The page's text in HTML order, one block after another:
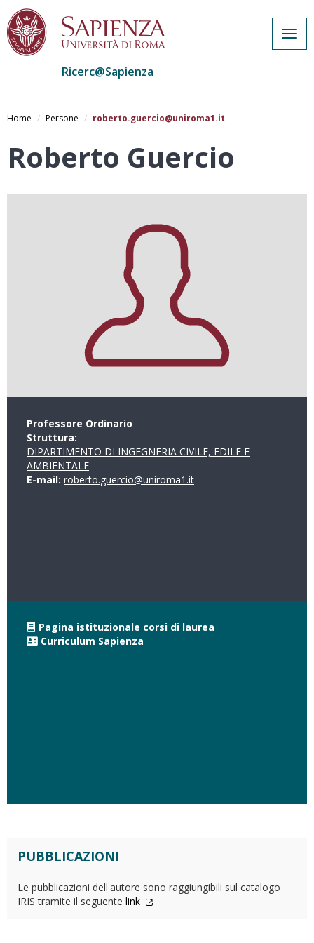
al
Ricerc@Sapienza
Home Persone roberto.guercio@uniroma1.it
Roberto Guercio
Professore Ordinario
Struttura:
DIPARTIMENTO DI INGEGNERIA CIVILE, EDILE E
AMBIENTALE
E-mail: roberto.guercio@uniroma1.it
Pagina istituzionale corsi di laurea
Curriculum Sapienza
PUBBLICAZIONI
Le pubblicazioni dell'autore sono raggiungibili sul catalogo
IRIS tramite il seguente link